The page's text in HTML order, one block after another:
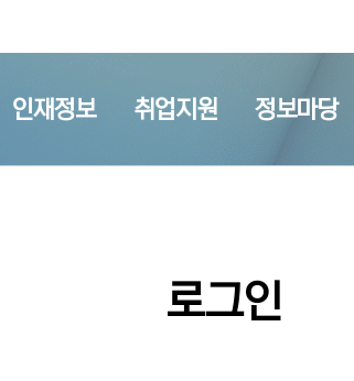
인재정보 취업지원 정보마당
로그인